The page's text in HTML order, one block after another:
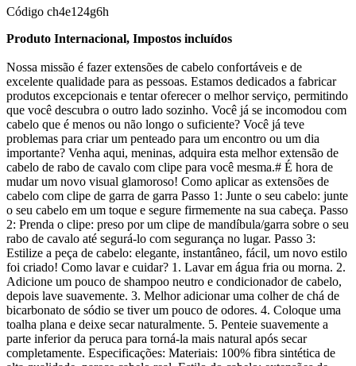
Código ch4e124g6h
Produto Internacional, Impostos incluídos
Nossa missão é fazer extensões de cabelo confortáveis e de
excelente qualidade para as pessoas. Estamos dedicados a fabricar
produtos excepcionais e tentar oferecer o melhor serviço, permitindo
que você descubra o outro lado sozinho. Você já se incomodou com
cabelo que é menos ou não longo o suficiente? Você já teve
problemas para criar um penteado para um encontro ou um dia
importante? Venha aqui, meninas, adquira esta melhor extensão de
cabelo de rabo de cavalo com clipe para você mesma.# É hora de
mudar um novo visual glamoroso! Como aplicar as extensões de
cabelo com clipe de garra de garra Passo 1: Junte o seu cabelo: junte
o seu cabelo em um toque e segure firmemente na sua cabeça. Passo
2: Prenda o clipe: preso por um clipe de mandíbula/garra sobre o seu
rabo de cavalo até segurá-lo com segurança no lugar. Passo 3:
Estilize a peça de cabelo: elegante, instantâneo, fácil, um novo estilo
foi criado! Como lavar e cuidar? 1. Lavar em água fria ou morna. 2.
Adicione um pouco de shampoo neutro e condicionador de cabelo,
depois lave suavemente. 3. Melhor adicionar uma colher de chá de
bicarbonato de sódio se tiver um pouco de odores. 4. Coloque uma
toalha plana e deixe secar naturalmente. 5. Penteie suavemente a
parte inferior da peruca para torná-la mais natural após secar
completamente. Especificações: Materiais: 100% fibra sintética de